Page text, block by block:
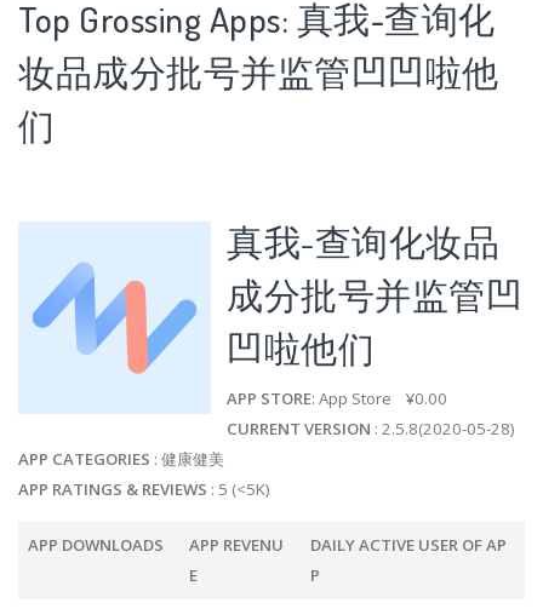
Top Grossing Apps: 真我-查询化
妆品成分批号并监管凹凹啦他
们
真我-查询化妆品
成分批号并监管凹
凹啦他们
APP STORE: App Store ¥0.00
CURRENT VERSION : 2.5.8(2020-05-28)
APP CATEGORIES : 健康健美
APP RATINGS & REVIEWS : 5 (<5K)
APP DOWNLOADS
APP REVENU
E
DAILY ACTIVE USER OF AP
P